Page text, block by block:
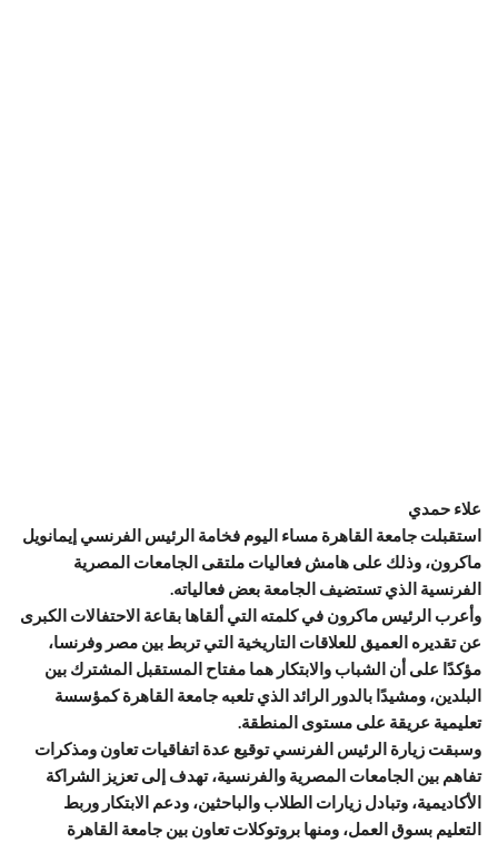
علاء حمدي
استقبلت جامعة القاهرة مساء اليوم فخامة الرئيس الفرنسي إيمانويل
ماكرون، وذلك على هامش فعاليات ملتقى الجامعات المصرية
الفرنسية الذي تستضيف الجامعة بعض فعالياته.
وأعرب الرئيس ماكرون في كلمته التي ألقاها بقاعة الاحتفالات الكبرى
عن تقديره العميق للعلاقات التاريخية التي تربط بين مصر وفرنسا،
مؤكدًا على أن الشباب والابتكار هما مفتاح المستقبل المشترك بين
البلدين، ومشيدًا بالدور الرائد الذي تلعبه جامعة القاهرة كمؤسسة
تعليمية عريقة على مستوى المنطقة.
وسبقت زيارة الرئيس الفرنسي توقيع عدة اتفاقيات تعاون ومذكرات
تفاهم بين الجامعات المصرية والفرنسية، تهدف إلى تعزيز الشراكة
الأكاديمية، وتبادل زيارات الطلاب والباحثين، ودعم الابتكار وربط
التعليم بسوق العمل، ومنها بروتوكلات تعاون بين جامعة القاهرة